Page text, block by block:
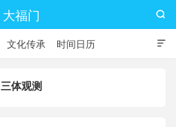
大福门

文化传承 时间日历

三体观测